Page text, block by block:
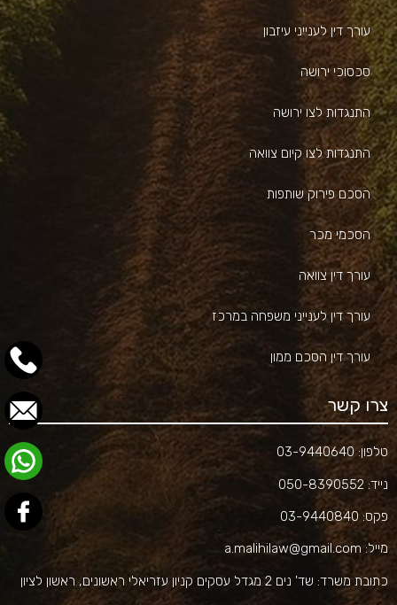
עורך דין לענייני עיזבון
סכסוכי ירושה
התנגדות לצו ירושה
התנגדות לצו קיום צוואה
הסכם פירוק שותפות
הסכמי מכר
עורך דין צוואה
עורך דין לענייני משפחה במרכז
עורך דין הסכם ממון
צרו קשר
טלפון: 03-9440640
נייד: 050-8390552
פקס: 03-9440840
מייל: a.malihilaw@gmail.com
כתובת משרד: שד' נים 2 מגדל עסקים קניון עזריאלי ראשונים, ראשון לציון